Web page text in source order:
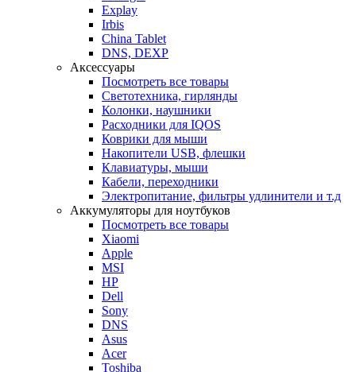
Explay
Irbis
China Tablet
DNS, DEXP
Аксессуары
Посмотреть все товары
Светотехника, гирлянды
Колонки, наушники
Расходники для IQOS
Коврики для мыши
Накопители USB, флешки
Клавиатуры, мыши
Кабели, переходники
Электропитание, фильтры удлинители и т.д
Аккумуляторы для ноутбуков
Посмотреть все товары
Xiaomi
Apple
MSI
HP
Dell
Sony
DNS
Asus
Acer
Toshiba